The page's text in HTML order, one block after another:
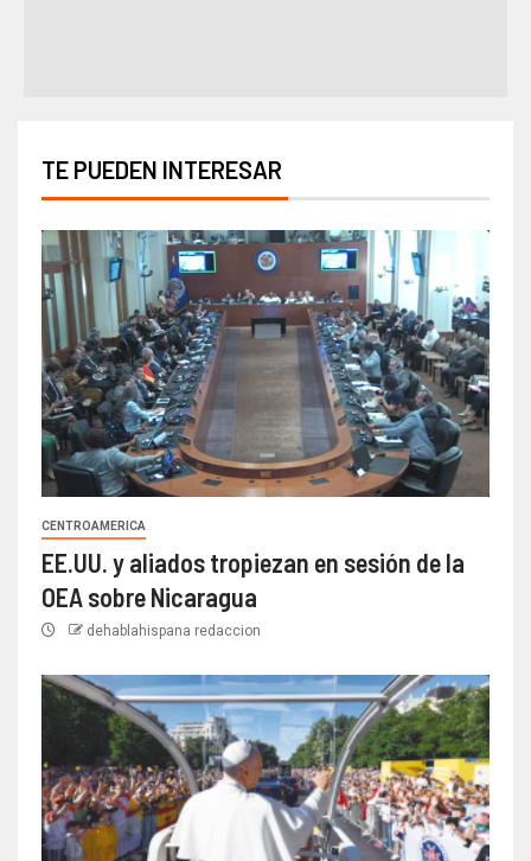
TE PUEDEN INTERESAR
CENTROAMERICA
EE.UU. y aliados tropiezan en sesión de la
OEA sobre Nicaragua
dehablahispana redaccion